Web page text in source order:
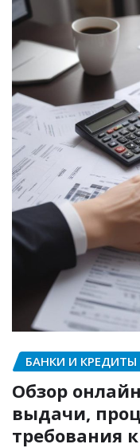
БАНКИ И КРЕДИТЫ
Обзор
выдачи,
требования